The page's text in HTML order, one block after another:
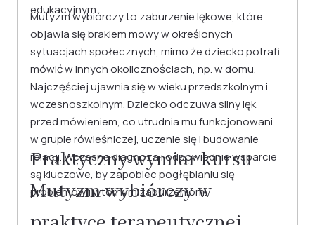
edukacyjnym.
Mutyzm wybiórczy to zaburzenie lękowe, które
objawia się brakiem mowy w określonych
sytuacjach społecznych, mimo że dziecko potrafi
mówić w innych okolicznościach, np. w domu.
Najczęściej ujawnia się w wieku przedszkolnym i
wczesnoszkolnym. Dziecko odczuwa silny lęk
przed mówieniem, co utrudnia mu funkcjonowanie
w grupie rówieśniczej, uczenie się i budowanie
relacji. Wczesna diagnoza i odpowiednie wsparcie
są kluczowe, by zapobiec pogłębianiu się
problemów i wtórnym zaburzeniom.
Praktyczny wymiar kursu
Mutyzm wybiórczy w